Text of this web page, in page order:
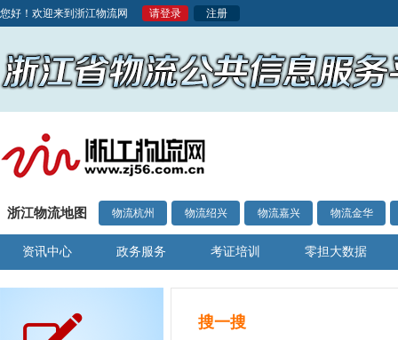
您好！欢迎来到浙江物流网 请登录 注册
浙江物流地图 物流杭州 物流绍兴 物流嘉兴 物流金华
资讯中心 政务服务 考证培训 零担大数据
搜一搜